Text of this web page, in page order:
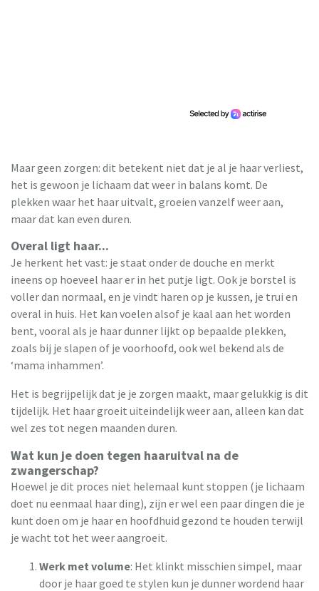
Maar geen zorgen: dit betekent niet dat je al je haar verliest,
het is gewoon je lichaam dat weer in balans komt. De
plekken waar het haar uitvalt, groeien vanzelf weer aan,
maar dat kan even duren.
Overal ligt haar...
Je herkent het vast: je staat onder de douche en merkt
ineens op hoeveel haar er in het putje ligt. Ook je borstel is
voller dan normaal, en je vindt haren op je kussen, je trui en
overal in huis. Het kan voelen alsof je kaal aan het worden
bent, vooral als je haar dunner lijkt op bepaalde plekken,
zoals bij je slapen of je voorhoofd, ook wel bekend als de
‘mama inhammen’.
Het is begrijpelijk dat je je zorgen maakt, maar gelukkig is dit
tijdelijk. Het haar groeit uiteindelijk weer aan, alleen kan dat
wel zes tot negen maanden duren.
Wat kun je doen tegen haaruitval na de
zwangerschap?
Hoewel je dit proces niet helemaal kunt stoppen (je lichaam
doet nu eenmaal haar ding), zijn er wel een paar dingen die je
kunt doen om je haar en hoofdhuid gezond te houden terwijl
je wacht tot het weer aangroeit.
Werk met volume: Het klinkt misschien simpel, maar
door je haar goed te stylen kun je dunner wordend haar